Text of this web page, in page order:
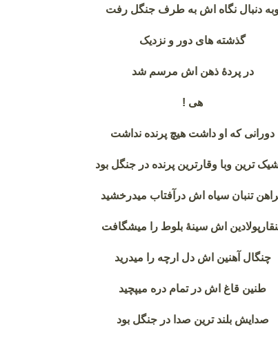
دنبال نگاه اش به طرف جنگل رفت
گذشته های دور و نزدیک
در پردهٔ ذهن اش مرسم شد
هی !
دورانی که او داشت هیچ پرنده نداشت
شیک ترین وبا وقارترین پرنده در جنگل بود
تنبان سیاه اش درآفتاب میدرخشید
اش سینهٔ بلوط را میشگافت
چنگال آهنین اش دل ارچه را میدرید
طنین قاغ اش در تمام دره میپچید
صدایش بلند ترین صدا در جنگل بود